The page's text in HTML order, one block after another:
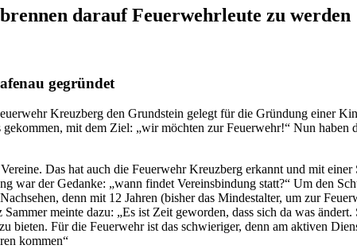
darauf Feuerwehrleute zu werden
gegründet
Kreuzberg den Grundstein gelegt für die Gründung einer
mit dem Ziel: „wir möchten zur Feuerwehr!“ Nun
Das hat auch die Feuerwehr Kreuzberg erkannt und mit
war der Gedanke: „wann findet Vereinsbindung statt?“ Um den
denn mit 12 Jahren (bisher das Mindestalter, um zur
meinte dazu: „Es ist Zeit geworden, dass sich da was
bieten. Für die Feuerwehr ist das schwieriger, denn am aktiven
kommen“